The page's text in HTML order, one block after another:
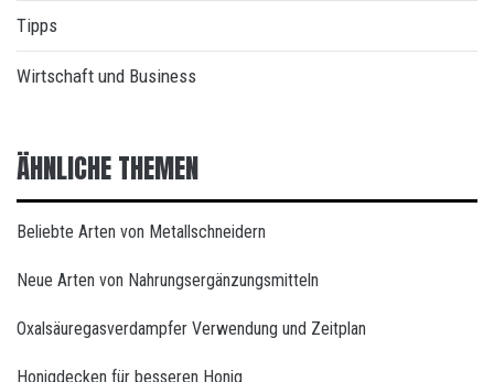
Tipps
Wirtschaft und Business
ÄHNLICHE THEMEN
Beliebte Arten von Metallschneidern
Neue Arten von Nahrungsergänzungsmitteln
Oxalsäuregasverdampfer Verwendung und Zeitplan
Honigdecken für besseren Honig